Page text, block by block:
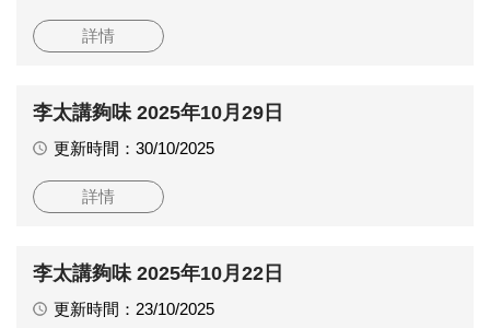
詳情
李太講夠味 2025年10月29日
更新時間：30/10/2025
詳情
李太講夠味 2025年10月22日
更新時間：23/10/2025